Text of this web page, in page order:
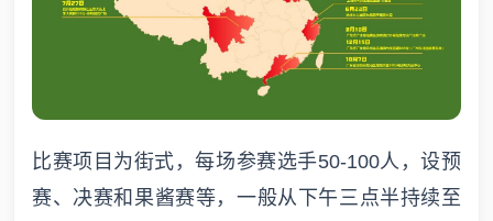
比赛项目为街式，每场参赛选手50-100人，设预
赛、决赛和果酱赛等，一般从下午三点半持续至